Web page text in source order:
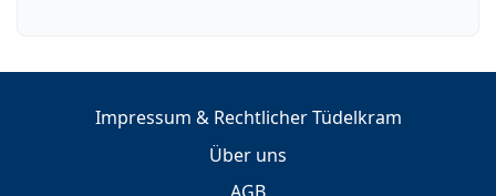
Impressum & Rechtlicher Tüdelkram
Über uns